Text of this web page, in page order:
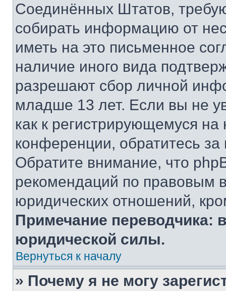
Соединённых Штатов,
собирать информацию от
иметь на это письменное
наличие иного вида
разрешают сбор личной
младше 13 лет. Если вы не
как к регистрирующемуся
конференции, обратитесь
Обратите внимание, что
рекомендаций по правовым
юридических отношений,
Примечание переводчика:
юридической силы.
Вернуться к началу
» Почему я не могу